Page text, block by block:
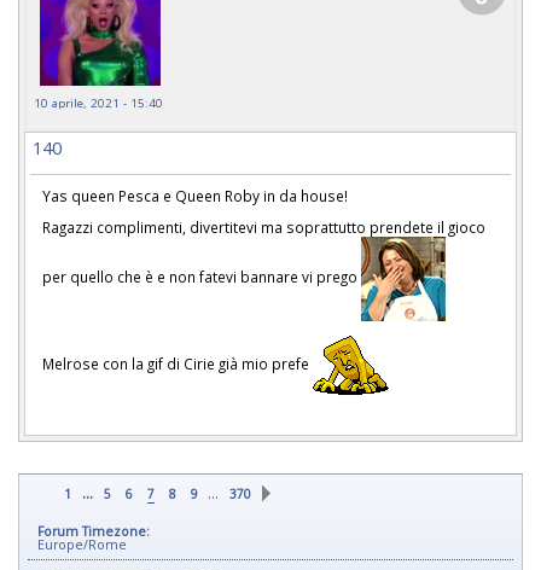
10 aprile, 2021 - 15:40
140
Yas queen Pesca e Queen Roby in da house!
Ragazzi complimenti, divertitevi ma soprattutto prendete il gioco
per quello che è e non fatevi bannare vi prego
Melrose con la gif di Cirie già mio prefe
1 ... 5 6 7 8 9 … 370
Forum Timezone:
Europe/Rome